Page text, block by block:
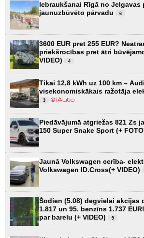
Iebraukšanai Rīgā no Jelgavas
jaunuzbūvēto pārvadu
6
3600 EUR pret 255 EUR?
priekšrocības pret ātri
VIDEO)
4
Tikai 12,8 kWh uz 100 km –
visekonomiskākais ražotāja
3
Piedāvājumā atgriežas 821 Zs
150 Super Snake Sport (+
Jaunā Volkswagen cerība-
Volkswagen ID.Cross(+ VIDEO)
Šodien (5.08) degvielai akcijas
1.817 un 95. benzīns 1.737
par barelu (+ VIDEO)
9